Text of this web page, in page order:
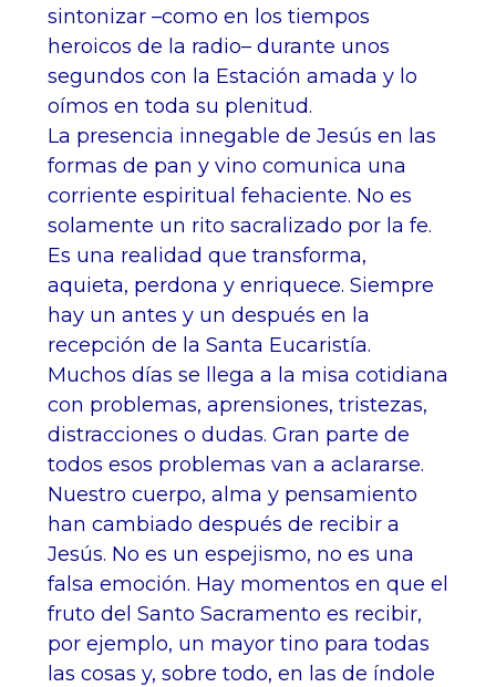
sintonizar –como en los tiempos
heroicos de la radio– durante unos
segundos con la Estación amada y lo
oímos en toda su plenitud.
La presencia innegable de Jesús en las
formas de pan y vino comunica una
corriente espiritual fehaciente. No es
solamente un rito sacralizado por la fe.
Es una realidad que transforma,
aquieta, perdona y enriquece. Siempre
hay un antes y un después en la
recepción de la Santa Eucaristía.
Muchos días se llega a la misa cotidiana
con problemas, aprensiones, tristezas,
distracciones o dudas. Gran parte de
todos esos problemas van a aclararse.
Nuestro cuerpo, alma y pensamiento
han cambiado después de recibir a
Jesús. No es un espejismo, no es una
falsa emoción. Hay momentos en que el
fruto del Santo Sacramento es recibir,
por ejemplo, un mayor tino para todas
las cosas y, sobre todo, en las de índole